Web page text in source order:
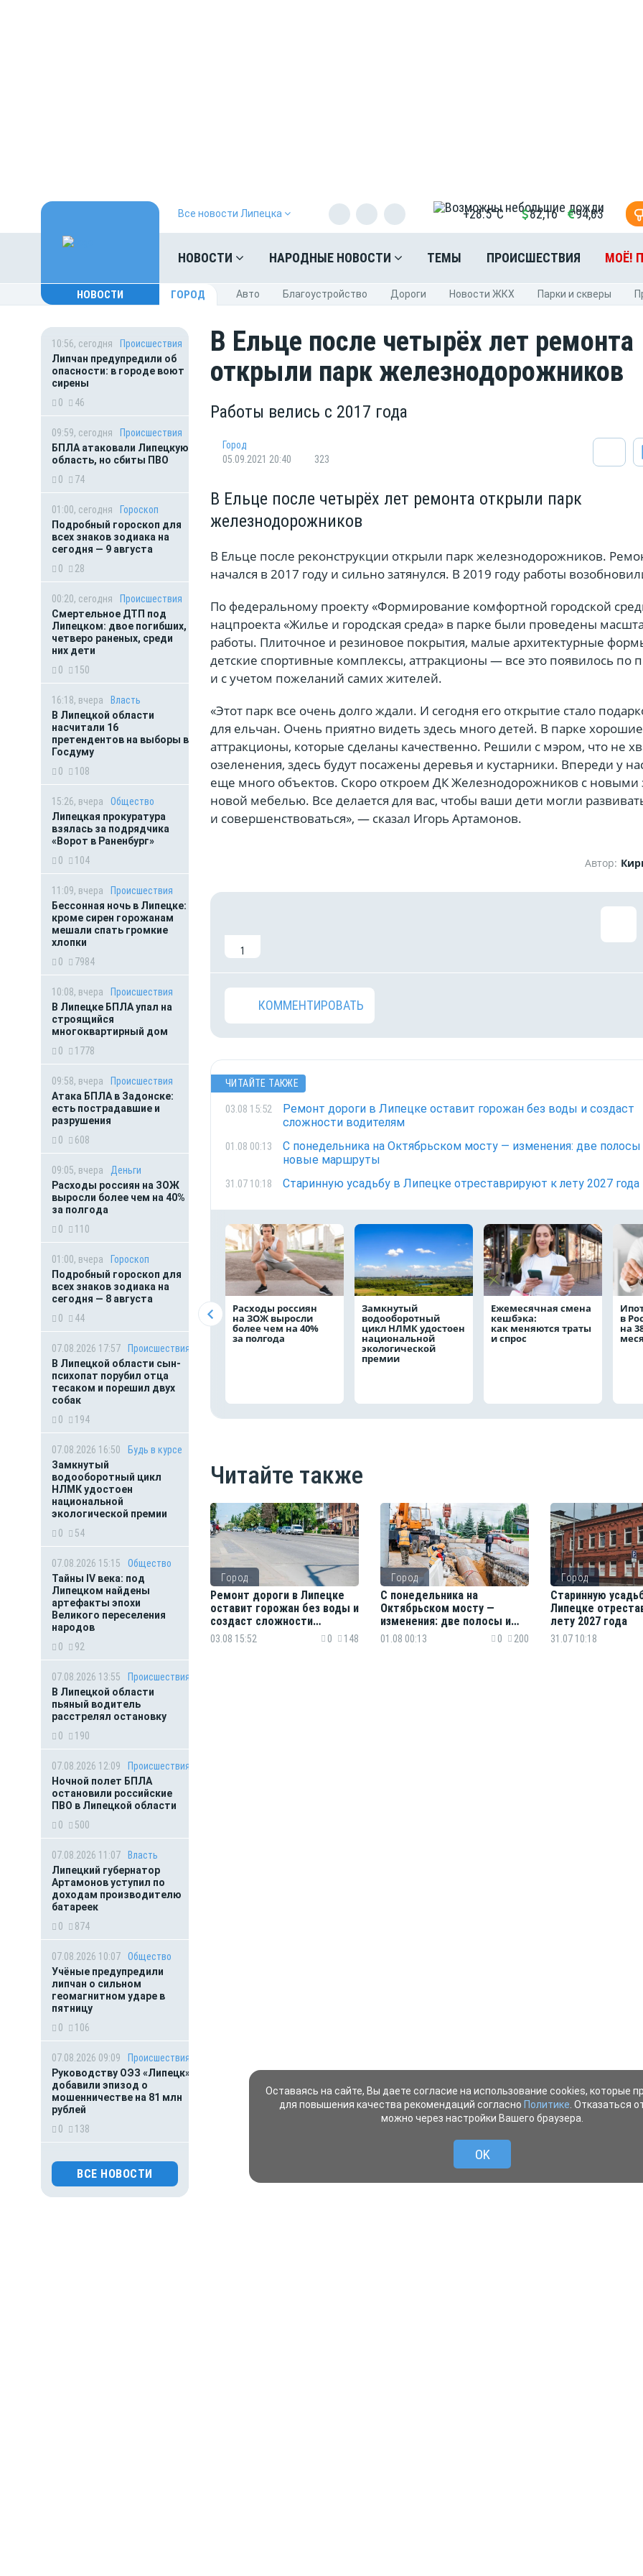
Все новости Липецка +28.5°C 82,16 94,83
НОВОСТИ НАРОДНЫЕ НОВОСТИ ТЕМЫ ПРОИСШЕСТВИЯ МОЁ!
НОВОСТИ ГОРОД Авто Благоустройство Дороги Новости ЖКХ Парки и скверы
10:56, сегодня
Происшествия
Липчан предупредили об
опасности: в городе воют
сирены
0
46
09:59, сегодня
Происшествия
БПЛА атаковали Липецкую
область, но сбиты ПВО
0
74
01:00, сегодня
Гороскоп
Подробный гороскоп для
всех знаков зодиака на
сегодня — 9 августа
0
28
00:20, сегодня
Происшествия
Смертельное ДТП под
Липецком: двое погибших,
четверо раненых, среди
них дети
0
150
16:18, вчера
Власть
В Липецкой области
насчитали 16
претендентов на выборы в
Госдуму
0
108
15:26, вчера
Общество
Липецкая прокуратура
взялась за подрядчика
«Ворот в Раненбург»
0
104
11:09, вчера
Происшествия
Бессонная ночь в Липецке:
кроме сирен горожанам
мешали спать громкие
хлопки
0
7984
10:08, вчера
Происшествия
В Липецке БПЛА упал на
строящийся
многоквартирный дом
0
1778
09:58, вчера
Происшествия
Атака БПЛА в Задонске:
есть пострадавшие и
разрушения
0
608
09:05, вчера
Деньги
Расходы россиян на ЗОЖ
выросли более чем на 40%
за полгода
0
110
01:00, вчера
Гороскоп
Подробный гороскоп для
всех знаков зодиака на
сегодня — 8 августа
0
44
07.08.2026 17:57
Происшествия
В Липецкой области сын-
психопат порубил отца
тесаком и порешил двух
собак
0
194
07.08.2026 16:50
Будь в курсе
Замкнутый
водооборотный цикл
НЛМК удостоен
национальной
экологической премии
0
54
07.08.2026 15:15
Общество
Тайны IV века: под
Липецком найдены
артефакты эпохи
Великого переселения
народов
0
92
07.08.2026 13:55
Происшествия
В Липецкой области
пьяный водитель
расстрелял остановку
0
190
07.08.2026 12:09
Происшествия
Ночной полет БПЛА
остановили российские
ПВО в Липецкой области
0
500
07.08.2026 11:07
Власть
Липецкий губернатор
Артамонов уступил по
доходам производителю
батареек
0
874
07.08.2026 10:07
Общество
Учёные предупредили
липчан о сильном
геомагнитном ударе в
пятницу
0
106
07.08.2026 09:09
Происшествия
Руководству ОЭЗ «Липецк»
добавили эпизод о
мошенничестве на 81 млн
рублей
0
138
07.08.2026 09:05
Деньги
Ежемесячная смена
кешбэка: как меняются
траты и спрос
ВСЕ НОВОСТИ
В Ельце после четырёх лет ремонта
открыли парк железнодорожников
Работы велись с 2017 года
Город
05.09.2021 20:40
323
В Ельце после четырёх лет ремонта открыли парк
железнодорожников
В Ельце после реконструкции открыли парк железнодорожников.
начался в 2017 году и сильно затянулся. В 2019 году работы
По федеральному проекту «Формирование комфортной городской
нацпроекта «Жилье и городская среда» в парке были проведены
работы. Плиточное и резиновое покрытия, малые архитектурные
детские спортивные комплексы, аттракционы — все это появилось по
и с учетом пожеланий самих жителей.
«Этот парк все очень долго ждали. И сегодня его открытие стало
для ельчан. Очень приятно видеть здесь много детей. В парке хорошие
аттракционы, которые сделаны качественно. Решили с мэром, что не
озеленения, здесь будут посажены деревья и кустарники. Впереди у
еще много объектов. Скоро откроем ДК Железнодорожников с новыми
новой мебелью. Все делается для вас, чтобы ваши дети могли
и совершенствоваться», — сказал Игорь Артамонов.
Автор:
1
КОММЕНТИРОВАТЬ
ЧИТАЙТЕ ТАКЖЕ
03.08 15:52
Ремонт дороги в Липецке оставит горожан без воды и создаст
сложности водителям
01.08 00:13
С понедельника на Октябрьском мосту — изменения: две полосы
новые маршруты
31.07 10:18 Старинную усадьбу в Липецке отреставрируют к лету 2027 года
Расходы россиян
на ЗОЖ выросли
более чем на 40%
за полгода
Замкнутый
водооборотный
цикл НЛМК удостоен
национальной
экологической
премии
Ежемесячная смена
кешбэка:
как меняются траты
и спрос
в
на
Читайте также
Город
Ремонт дороги в Липецке
оставит горожан без воды и
создаст сложности
водителям
03.08 15:52 0 148
Город
С понедельника на
Октябрьском мосту —
изменения: две полосы и
новые маршруты
01.08 00:13 0 200
Город
Старинную
Липецке
лету 2027 года
31.07 10:18
Оставаясь на сайте, Вы даете согласие на использование cookies, которые
для повышения качества рекомендаций согласно Политике . Отказаться
можно через настройки Вашего браузера.
OK